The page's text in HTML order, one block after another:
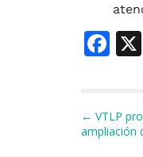
F
e
b
← VTLP
ampliación